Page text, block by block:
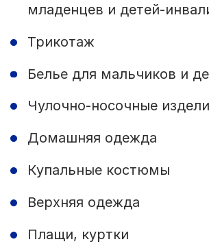
младенцев и детей-
Трикотаж
Белье для мальчиков и
Чулочно-носочные
Домашняя одежда
Купальные костюмы
Верхняя одежда
Плащи, куртки